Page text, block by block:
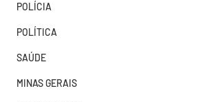
POLÍCIA
POLÍTICA
SAÚDE
MINAS GERAIS